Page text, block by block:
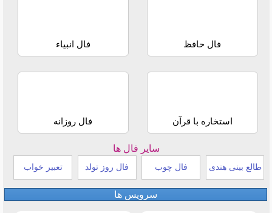
فال حافظ فال انبیاء
استخاره با قرآن فال روزانه
سایر فال ها
طالع بینی هندی فال چوب فال روز تولد تعبیر خواب
سرویس ها